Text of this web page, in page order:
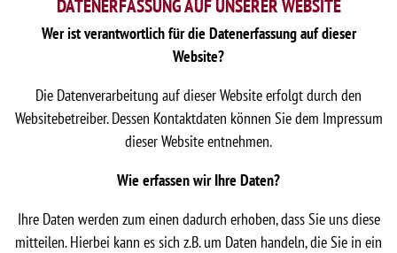
DATENERFASSUNG AUF UNSERER WEBSITE
Wer ist verantwortlich für die Datenerfassung auf dieser
Website?
Die Datenverarbeitung auf dieser Website erfolgt durch den
Websitebetreiber. Dessen Kontaktdaten können Sie dem Impressum
dieser Website entnehmen.
Wie erfassen wir Ihre Daten?
Ihre Daten werden zum einen dadurch erhoben, dass Sie uns diese
mitteilen. Hierbei kann es sich z.B. um Daten handeln, die Sie in ein